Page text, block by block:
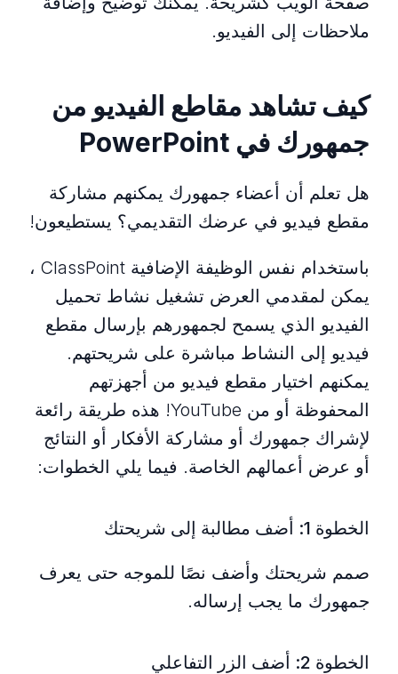
ملاحظات إلى الفيديو.
كيف تشاهد مقاطع الفيديو من
جمهورك في PowerPoint
هل تعلم أن أعضاء جمهورك يمكنهم مشاركة
مقطع فيديو في عرضك التقديمي؟ يستطيعون!
باستخدام نفس الوظيفة الإضافية ClassPoint ،
يمكن لمقدمي العرض تشغيل نشاط تحميل
الفيديو الذي يسمح لجمهورهم بإرسال مقطع
فيديو إلى النشاط مباشرة على شريحتهم.
يمكنهم اختيار مقطع فيديو من أجهزتهم
المحفوظة أو من YouTube! هذه طريقة رائعة
لإشراك جمهورك أو مشاركة الأفكار أو النتائج
أو عرض أعمالهم الخاصة. فيما يلي الخطوات:
الخطوة 1: أضف مطالبة إلى شريحتك
صمم شريحتك وأضف نصًا للموجه حتى يعرف
جمهورك ما يجب إرساله.
الخطوة 2: أضف الزر التفاعلي